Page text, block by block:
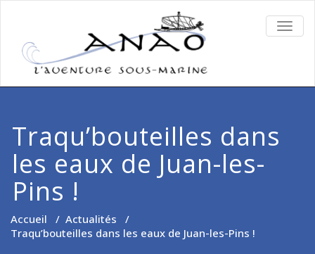
Traqu’bouteilles dans
les eaux de Juan-les-
Pins !
Accueil / Actualités /
Traqu’bouteilles dans les eaux de Juan-les-Pins !